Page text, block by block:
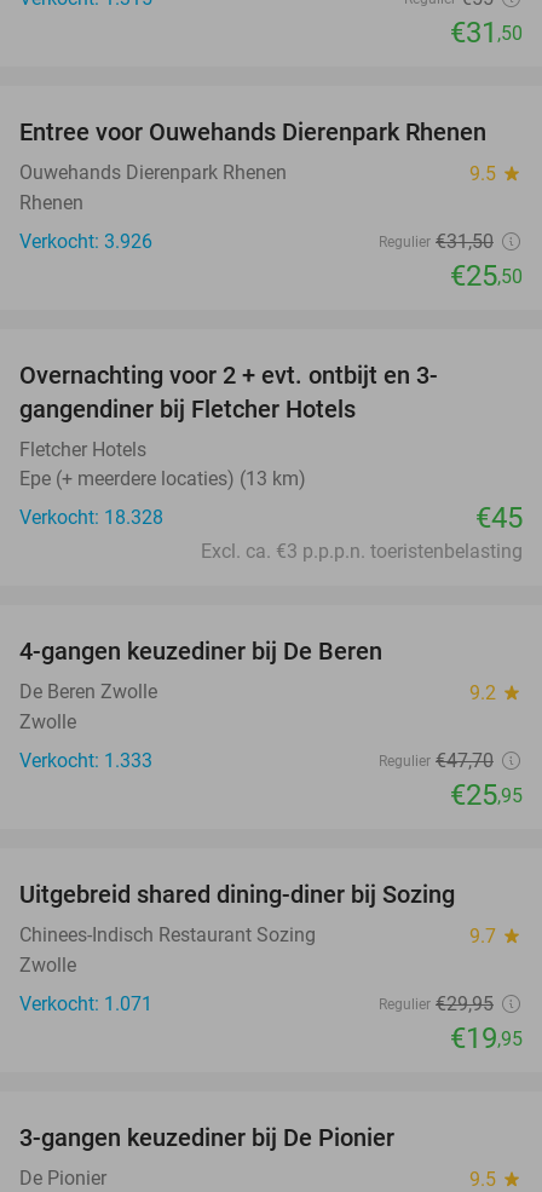
€31 ,50
19%
Entree voor Ouwehands Dierenpark Rhenen
Ouwehands Dierenpark Rhenen 9.5 star
Rhenen
Verkocht: 3.926
Regulier €31,50
€25,50
Overnachting voor 2 + evt. ontbijt en 3-
gangendiner bij Fletcher Hotels
Fletcher Hotels
Epe (+ meerdere locaties) (13 km)
Verkocht: 18.328
€45
Excl. ca. €3 p.p.p.n. toeristenbelasting
4-gangen keuzediner bij De Beren
De Beren Zwolle 9.2 star
Zwolle
Verkocht: 1.333
Regulier €47,70
€25,95
Uitgebreid shared dining-diner bij Sozing
Chinees-Indisch Restaurant Sozing 9.7 star
Zwolle
Verkocht: 1.071
Regulier €29,95
€19,95
3-gangen keuzediner bij De Pionier
De Pionier 9.5 star